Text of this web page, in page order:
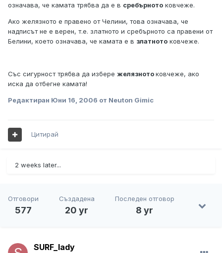
означава, че камата трябва да е в сребърното ковчеже.
Ако желязното е правено от Челини, това означава, че
надписът не е верен, т.е. златното и сребърното са правени от
Белини, което означава, че камата е в златното ковчеже.
Със сигурност трябва да избере желязнотоковчеже, ако
иска да отбегне камата!
Редактиран Юни 16, 2006 от Neuton Gimic
Цитирай
2 weeks later...
Отговори
577
Създадена
20 yr
Последен отговор
8 yr
SURF_lady